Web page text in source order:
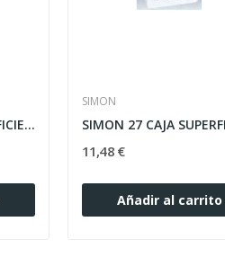
SIMON 27 CAJA SUPERFICIE PARA 1 ELEMENTO ref:...
SIMON
11,48 €
Añadir al carrito